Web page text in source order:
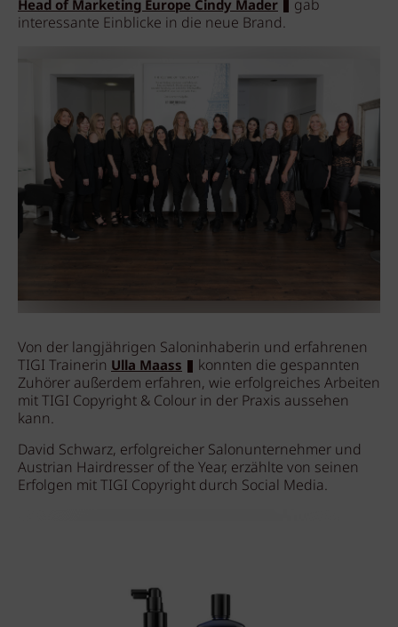
Head of Marketing Europe Cindy Mader
gab
interessante Einblicke in die neue Brand.
Von der langjährigen Saloninhaberin und erfahrenen
TIGI Trainerin Ulla Maass
konnten die gespannten
Zuhörer außerdem erfahren, wie erfolgreiches Arbeiten
mit TIGI Copyright & Colour in der Praxis aussehen
kann.
David Schwarz, erfolgreicher Salonunternehmer und
Austrian Hairdresser of the Year, erzählte von seinen
Erfolgen mit TIGI Copyright durch Social Media.